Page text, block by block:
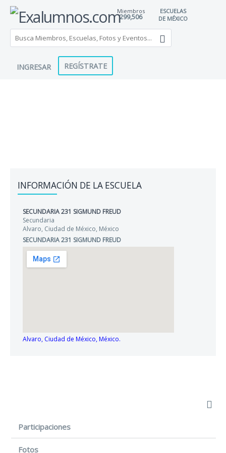
Miembros
299,506
ESCUELAS
DE MÉXICO
INGRESAR REGÍSTRATE
INFORMACIÓN DE LA ESCUELA
SECUNDARIA 231 SIGMUND FREUD
Secundaria
Alvaro, Ciudad de México, México
SECUNDARIA 231 SIGMUND FREUD
Alvaro, Ciudad de México, México.
Participaciones
Fotos